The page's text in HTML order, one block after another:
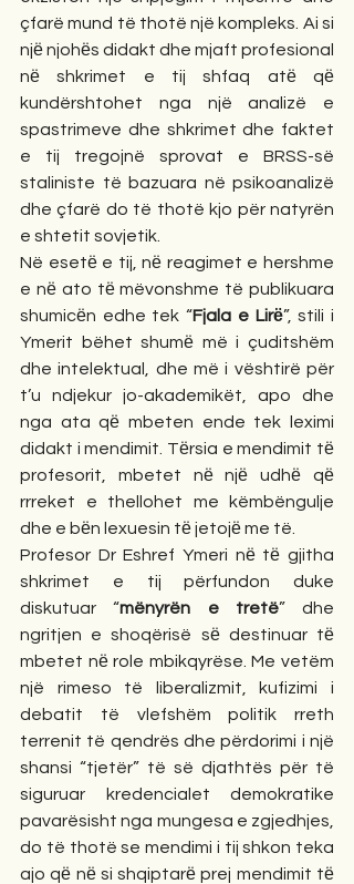
çfarë mund të thotë një kompleks. Ai si
njё njohёs didakt dhe mjaft profesional
nё shkrimet e tij shfaq atё qё
kundërshtohet nga një analizë e
spastrimeve dhe shkrimet dhe faktet
e tij tregojnë sprovat e BRSS-së
staliniste të bazuara në psikoanalizë
dhe çfarë do të thotë kjo për natyrën
e shtetit sovjetik.
Në esetё e tij, nё reagimet e hershme
e nё ato tё mëvonshme të publikuara
shumicёn edhe tek “Fjala e Lirё”, stili i
Ymerit bëhet shumё më i çuditshëm
dhe intelektual, dhe më i vështirë për
t’u ndjekur jo-akademikët, apo dhe
nga ata qё mbeten ende tek leximi
didakt i mendimit. Tёrsia e mendimit tё
profesorit, mbetet nё njё udhё qё
rrreket e thellohet me këmbëngulje
dhe e bёn lexuesin tё jetojё me të.
Profesor Dr Eshref Ymeri nё tё gjitha
shkrimet e tij përfundon duke
diskutuar “mënyrën e tretë” dhe
ngritjen e shoqërisë sё destinuar tё
mbetet nё role mbikqyrëse. Me vetëm
një rimeso të liberalizmit, kufizimi i
debatit të vlefshëm politik rreth
terrenit të qendrës dhe përdorimi i një
shansi “tjetër” të së djathtës për të
siguruar kredencialet demokratike
pavarësisht nga mungesa e zgjedhjes,
do të thotë se mendimi i tij shkon teka
ajo qё nё si shqiptarё prej mendimit tё